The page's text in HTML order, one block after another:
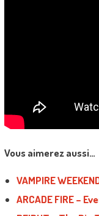
Vous aimerez aussi…
VAMPIRE
ARCADE FIRE –